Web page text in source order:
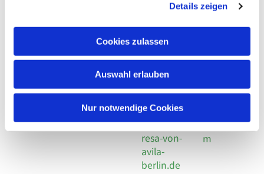
Details zeigen
Cookies zulassen
Auswahl erlauben
Nur notwendige Cookies
Kirchengemeinde Pfarrei
Hl. Theresa von Avila Berlin
Leitender Pfarrer - Norbert
Behaimstr. 39
Telefon
+49 30
924 64 28
Fax +49
30 924 54
18
E-Mail
info@the
resa-von-
avila-
berlin.de
Datensch
utz
Social
Impressu
m